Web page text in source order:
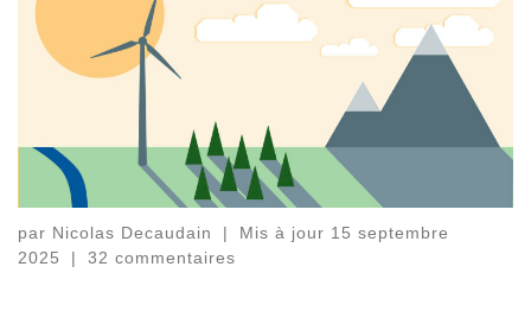
par Nicolas Decaudain | Mis à jour 15 septembre
2025
| 32 commentaires